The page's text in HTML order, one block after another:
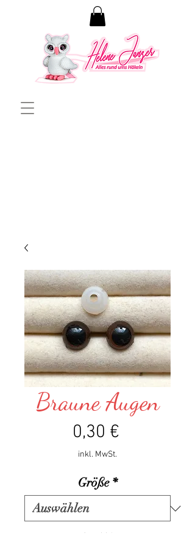
Braune Augen
0,30 €
inkl. MwSt.
Größe *
Anzahl *